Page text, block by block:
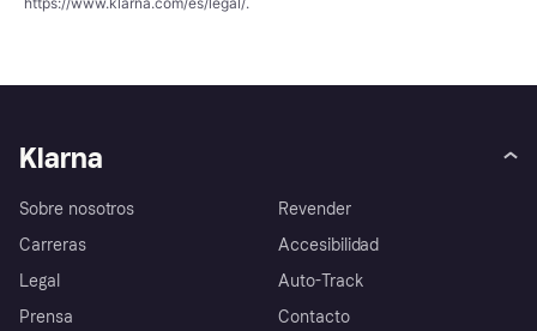
Klarna
Sobre nosotros
Carreras
Legal
Prensa
Revender
Accesibilidad
Auto-Track
Contacto